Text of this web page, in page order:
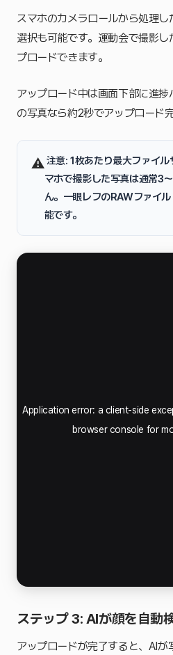
スマホのカメラロールから処理
選択も可能です。運動会で撮影
プロードできます。
アップロード中は画面下部に進
の写真なら約2秒でアップロード完
⚠注意: 1枚あたり最大ファイ
マホで撮影した写真は通常3
ん。一眼レフのRAWファイ
能です。
ステップ 3: AIが顔を自動
アップロードが完了すると、AI